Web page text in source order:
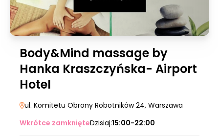
Body&Mind massage by
Hanka Kraszczyńska- Airport
Hotel
ul. Komitetu Obrony Robotników 24, Warszawa
Wkrótce zamknięteDzisiaj:15:00-22:00